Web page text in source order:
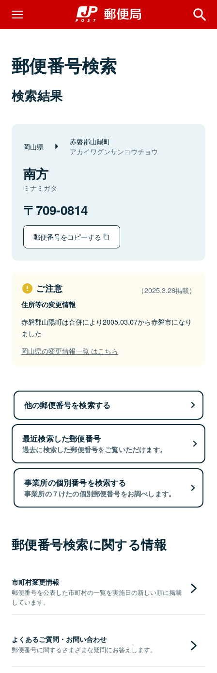
郵便番号検索
検索結果
岡山県 赤磐郡山陽町
アカイワグンサンヨウチョウ
南方
ミナミガタ
709-0814
郵便番号をコピーする
ご注意 （2025.3.28掲載）
住所等の変更情報
赤磐郡山陽町は合併により2005.03.07から赤磐市になり
ました
岡山県の変更情報一覧 はこちら
他の郵便番号を検索する
最近検索した郵便番号
過去に検索した郵便番号をご覧いただけます。
事業所の個別番号を検索する
事業所の７けたの個別郵便番号をお調べします。
郵便番号検索に関する情報
市町村変更情報
郵便番号を公表した市町村の一覧を実施日の新しい順に掲載
しています。
よくあるご質問・お問い合わせ
郵便番号に関するさまざまな疑問にお答えします。